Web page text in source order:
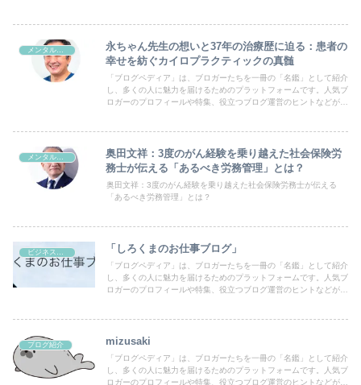
永ちゃん先生の想いと37年の治療歴に迫る：患者の
幸せを紡ぐカイロプラクティックの真髄
「ブログペディア」は、ブロガーたちを一冊の「名鑑」として紹介
し、多くの人に魅力を届けるためのプラットフォームです。人気ブ
ロガーのプロフィールや特集、役立つブログ運営のヒントなどが満
奥田文祥：3度のがん経験を乗り越えた社会保険労
務士が伝える「あるべき労務管理」とは？
奥田文祥：3度のがん経験を乗り越えた社会保険労務士が伝える
「あるべき労務管理」とは？
「しろくまのお仕事ブログ」
「ブログペディア」は、ブロガーたちを一冊の「名鑑」として紹介
し、多くの人に魅力を届けるためのプラットフォームです。人気ブ
ロガーのプロフィールや特集、役立つブログ運営のヒントなどが満
ブログ紹介 mizusaki
「ブログペディア」は、ブロガーたちを一冊の「名鑑」として紹介
し、多くの人に魅力を届けるためのプラットフォームです。人気ブ
ロガーのプロフィールや特集、役立つブログ運営のヒントなどが満